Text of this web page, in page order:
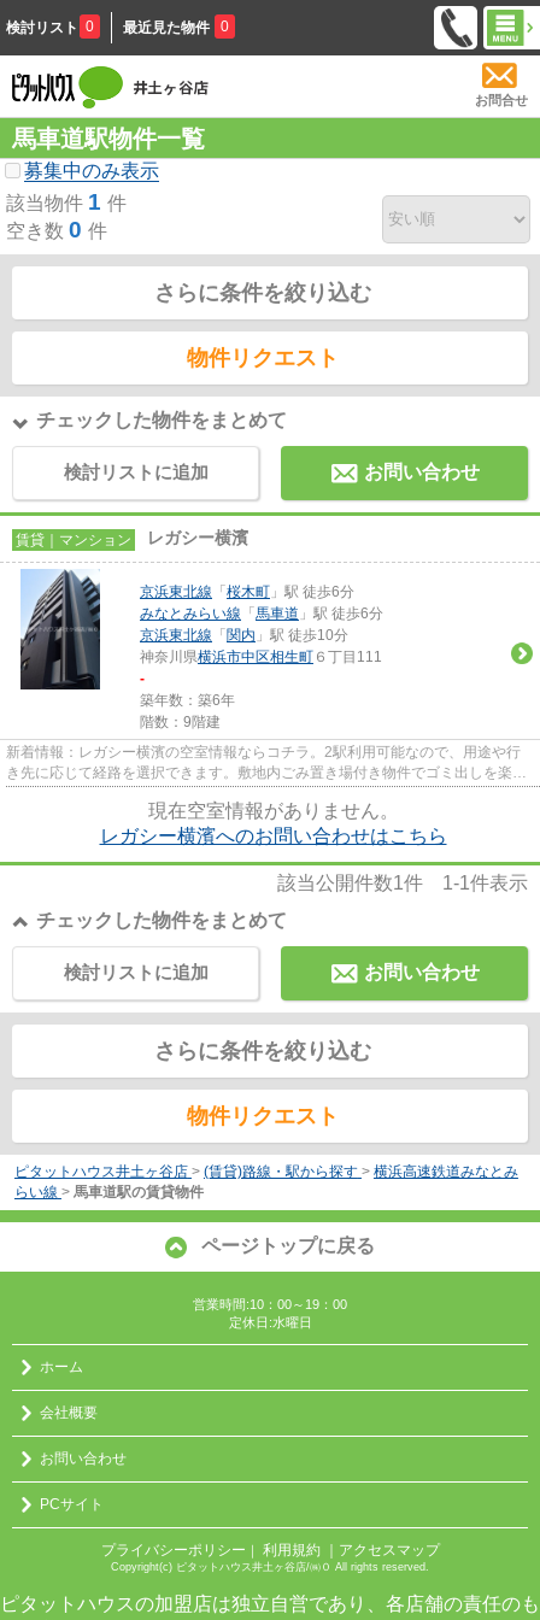
検討リスト 0 最近見た物件 0
お問合せ
馬車道駅物件一覧
募集中のみ表示
該当物件 1 件
空き数 0 件
さらに条件を絞り込む
物件リクエスト
チェックした物件をまとめて
検討リストに追加 お問い合わせ
賃貸｜マンション レガシー横濱
京浜東北線 「 桜木町 」駅 徒歩6分
みなとみらい線 「 馬車道 」駅 徒歩6分
京浜東北線 「 関内 」駅 徒歩10分
神奈川県横浜市中区相生町 ６丁目111
-
築年数：築6年
階数：9階建
新着情報：レガシー横濱の空室情報ならコチラ。2駅利用可能なので、用途や行
き先に応じて経路を選択できます。敷地内ごみ置き場付き物件でゴミ出しを楽に
現在空室情報がありません。
レガシー横濱へのお問い合わせはこちら
該当公開件数1件 1-1件表示
チェックした物件をまとめて
お問い合わせ
検討リストに追加
さらに条件を絞り込む
物件リクエスト
ピタットハウス井土ヶ谷店 > (賃貸)路線・駅から探す > 横浜高速鉄道みなとみ
らい線 > 馬車道駅の賃貸物件
ページトップに戻る
営業時間:10：00～19：00
定休日:水曜日
ホーム
会社概要
お問い合わせ
PCサイト
プライバシーポリシー ｜ 利用規約 ｜アクセスマップ
Copyright(c) ピタットハウス井土ヶ谷店/㈱０ All rights reserved.
ピタットハウスの加盟店は独立自営であり、各店舗の責任のも